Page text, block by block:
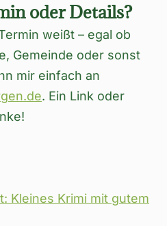
oder Details?
weißt – egal ob
Gemeinde oder sonst
mir einfach an
. Ein Link oder
Kleines Krimi mit gutem